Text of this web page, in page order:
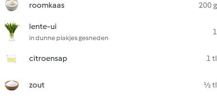
roomkaas 200 g
lente-ui
in dunne plakjes gesneden
1
citroensap 1 tl
zout ½ tl